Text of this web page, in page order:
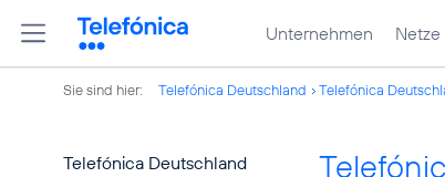
Unternehmen Netze
Sie sind hier: Telefónica Deutschland Telefónica
Telefónica Deutschland